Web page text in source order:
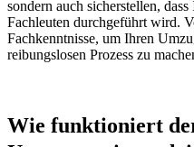
sondern auch sicherstellen,
Fachleuten durchgeführt wird.
Fachkenntnisse, um Ihren
reibungslosen Prozess zu
Wie funktioniert